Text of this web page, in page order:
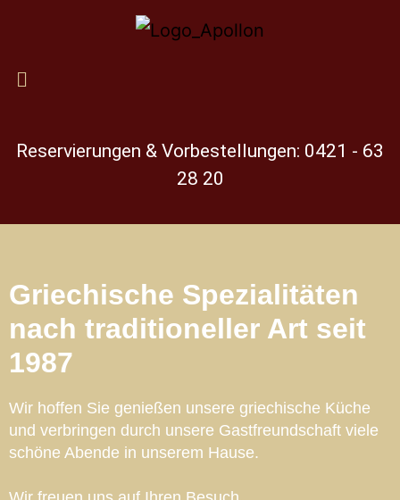
Reservierungen & Vorbestellungen: 0421 - 63
28 20
Griechische Spezialitäten
nach traditioneller Art seit
1987
Wir hoffen Sie genießen unsere griechische Küche
und verbringen durch unsere Gastfreundschaft viele
schöne Abende in unserem Hause.